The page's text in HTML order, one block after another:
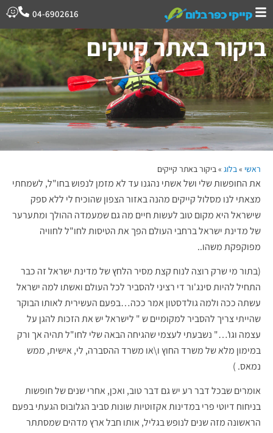
04-6902616
ביקור באתר קייקים
ראשי »בלוג »ביקור באתר קייקים
את החופשות שלי ושל אשתי נהגנו עד לא מזמן לנפוש בחו"ל, לשמחתי
מצאתי לנו מסלול קייקים מהנה באזור הצפון שהוכיח לי ללא ספק
שישראל היא מקום טוב לעשות חיים מה גם שמעמדה ההולך ומתערער
של מדינת ישראל ברחבי העולם הפך את הטיסות לחו"ל לחוויה
מפוקפקת משהו..
(בתור מי שרק רוצה לנוח קצת מסיר הלחץ של מדינת ישראל זה כבר
התחיל להיות סינג'ור די רציני להסביר לכל העולם ואשתו למה ישראל
עשתה ככה ולמה גולדסטון אמר ככה…בפעם העשירית לאותו הבוקר
שהייתי צריך להסביר למקומיים ש " לישראל יש את הזכות להגן על
עצמה וגו'…" נשבעתי לעצמי שהגיחה הבאה שלי לחו"ל תהיה אך ורק
במימון מלא של משרד החוץ ו\או משרד ההסברה, לי, אישית, ממש
נמאס. )
אומרים שבכל דבר רע יש גם דבר טוב, ואכן, אחרי שנים של חופשות
בניחוח דיוטי פרי במדינות אקזוטיות שונות סביב הגלובוס הגעתי בפעם
הראשונה מזה שנים לנופש בגליל, אותו חבל ארץ מדהים שמסתתר